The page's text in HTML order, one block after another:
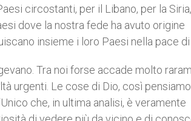
circostanti, per il Libano, per la
dove la nostra fede ha avuto origine
insieme i loro Paesi nella pace di
Tra noi forse accade molto
urgenti. Le cose di Dio, così
che, in ultima analisi, è veramente